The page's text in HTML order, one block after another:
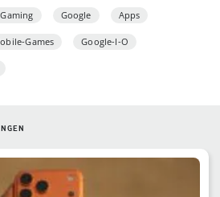
Gaming Google Apps
Games Google-I-O